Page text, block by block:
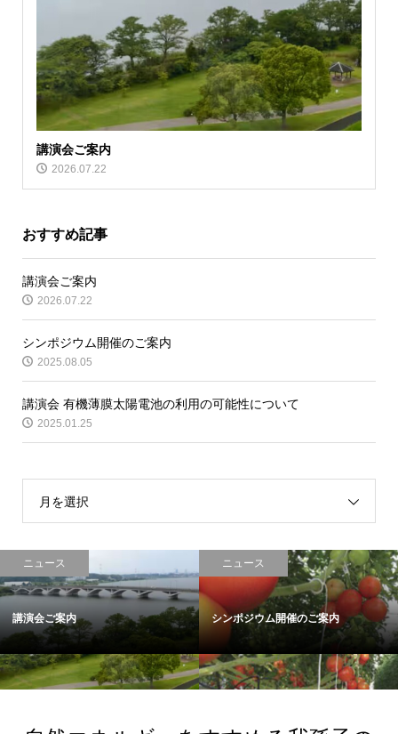
講演会ご案内
2026.07.22
おすすめ記事
講演会ご案内
2026.07.22
シンポジウム開催のご案内
2025.08.05
講演会 有機薄膜太陽電池の利用の可能性について
2025.01.25
月を選択
ニュース
講演会ご案内
ニュース
シンポジウム開催のご案内